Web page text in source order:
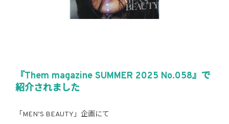
『Them magazine SUMMER 2025 No.058』で
紹介されました
「MEN’S BEAUTY」企画にて